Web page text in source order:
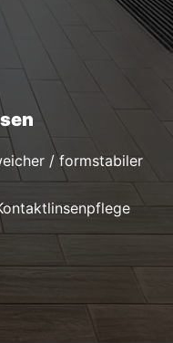
/ formstabiler